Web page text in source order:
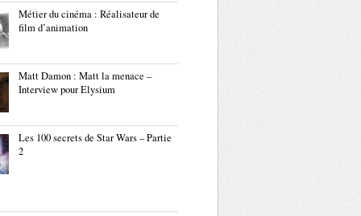
Métier du cinéma : Réalisateur de
film d’animation
Matt Damon : Matt la menace –
Interview pour Elysium
Les 100 secrets de Star Wars – Partie
2